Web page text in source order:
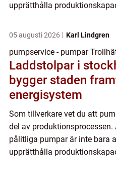
upprätthålla
05 augusti 2026 Karl Lindgren
pumpservice - pumpar
Laddstolpar i
bygger staden
energisystem
Som tillverkare vet du att
del av
pålitliga pumpar är inte bara
upprätthålla